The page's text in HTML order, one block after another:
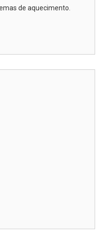
de aquecimento.